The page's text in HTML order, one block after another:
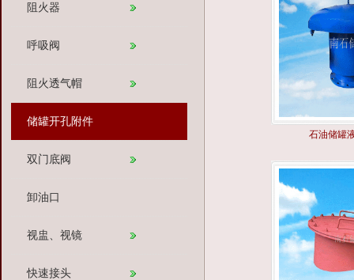
阻火器
呼吸阀
阻火透气帽
储罐开孔附件
双门底阀
卸油口
视盅、视镜
快速接头
石油储罐